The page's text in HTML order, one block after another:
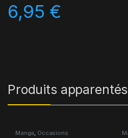
6,95 €
Produits apparentés
Manga, Occasions